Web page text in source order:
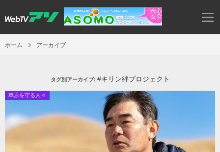
ホーム アーカイブ
タグ別アーカイブ: #キリン絆プロジェクト
草原を守る人々